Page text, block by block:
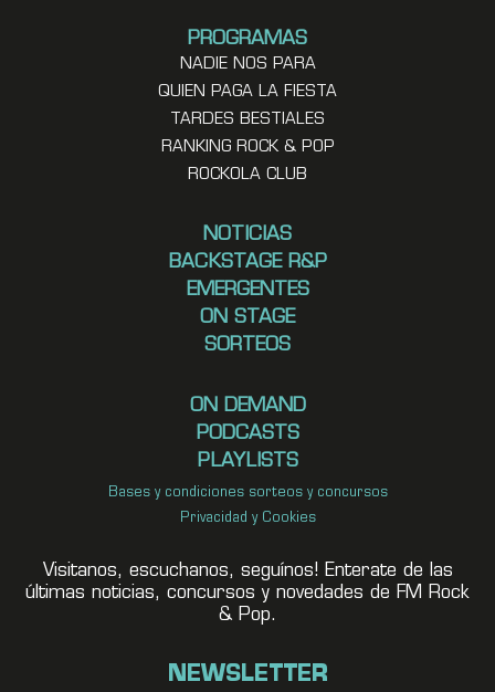
PROGRAMAS
NADIE NOS PARA
QUIEN PAGA LA FIESTA
TARDES BESTIALES
RANKING ROCK & POP
ROCKOLA CLUB
NOTICIAS
BACKSTAGE R&P
EMERGENTES
ON STAGE
SORTEOS
ON DEMAND
PODCASTS
PLAYLISTS
Bases y condiciones sorteos y concursos
Privacidad y Cookies
Visitanos, escuchanos, seguínos! Enterate de las
últimas noticias, concursos y novedades de FM Rock
& Pop.
NEWSLETTER